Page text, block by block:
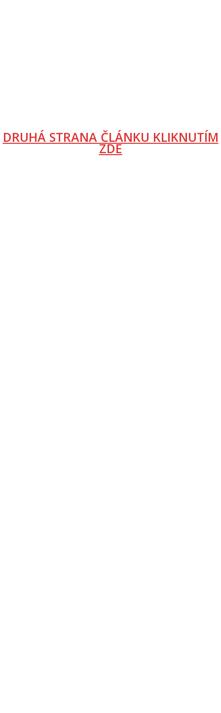
DRUHÁ STRANA ČLÁNKU KLIKNUTÍM
ZDE